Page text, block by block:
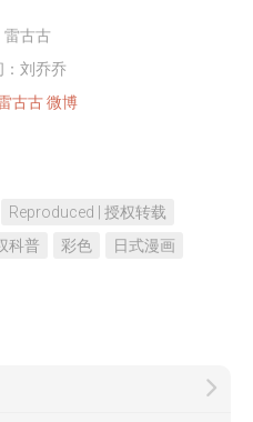
雷古古
：刘乔乔
古古 微博
Reproduced | 授权转载
科普 彩色
日式漫画